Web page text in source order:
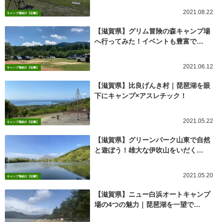
キャンプ場紹介【近畿】 2021.08.22
キャンプ場紹介【近畿】
【滋賀県】グリム冒険の森キャンプ場
へ行ってみた！イベントも豊富で…
2021.06.12
キャンプ場紹介【近畿】
【滋賀県】比良げんき村｜琵琶湖を眼
下にキャンプ×アスレチック！
2021.05.22
キャンプ場紹介【近畿】
【滋賀県】グリーンパーク山東で自然
と遊ぼう！雄大な伊吹山をいだく…
2021.05.20
【滋賀県】ニュー白浜オートキャンプ
場の4つの魅力｜琵琶湖を一望で…